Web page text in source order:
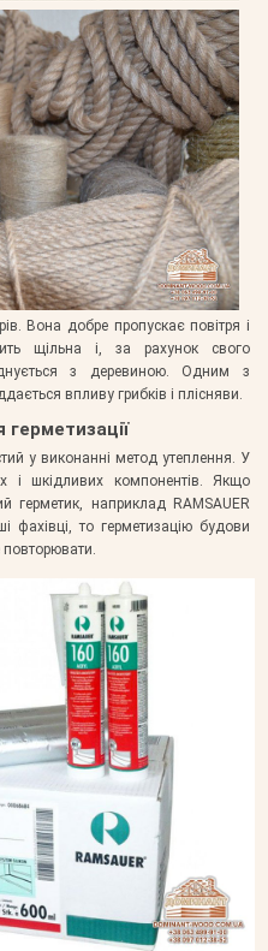
Вона добре пропускає повітря і
щільна і, за рахунок свого
з деревиною. Одним з
впливу грибків і плісняви.
у виконанні метод утеплення. У
і шкідливих компонентів. Якщо
герметик, наприклад RAMSAUER
фахівці, то герметизацію будови
повторювати.